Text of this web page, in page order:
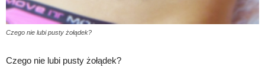
Czego nie lubi pusty żołądek?
Czego nie lubi pusty żołądek?